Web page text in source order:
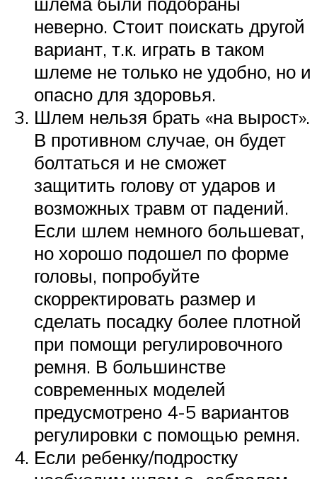
неверно. Стоит поискать другой
вариант, т.к. играть в таком
шлеме не только не удобно, но и
опасно для здоровья.
Шлем нельзя брать «на вырост».
В противном случае, он будет
болтаться и не сможет
защитить голову от ударов и
возможных травм от падений.
Если шлем немного большеват,
но хорошо подошел по форме
головы, попробуйте
скорректировать размер и
сделать посадку более плотной
при помощи регулировочного
ремня. В большинстве
современных моделей
предусмотрено 4-5 вариантов
регулировки с помощью ремня.
Если ребенку/подростку